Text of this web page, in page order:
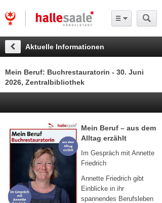
Aktuelle Informationen
Mein Beruf: Buchrestauratorin - 30. Juni
2026, Zentralbibliothek
Mein Beruf – aus dem
Alltag erzählt
Im Gespräch mit Annette
Friedrich
Annette Friedrich gibt
Einblicke in ihr
spannendes Berufsleben